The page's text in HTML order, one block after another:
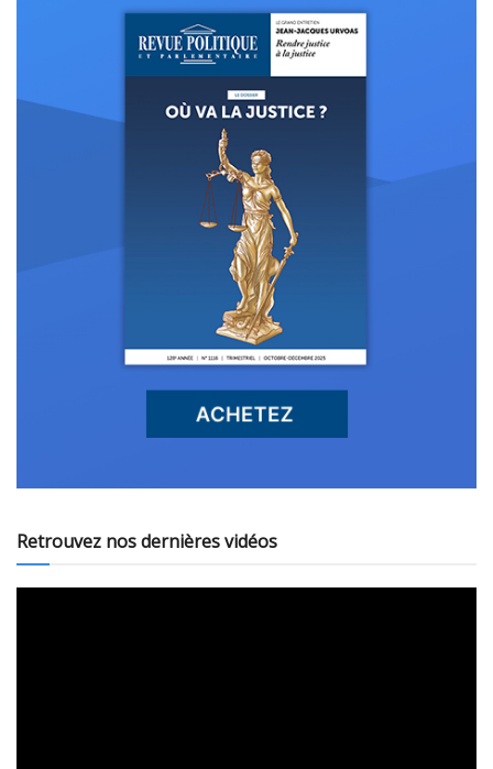
Retrouvez nos dernières vidéos